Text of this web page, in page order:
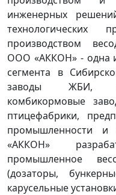
инженерных
технологических
производством
ООО «АККОН» - одна
сегмента в
заводы ЖБИ,
комбикормовые
птицефабрики,
промышленности и
«АККОН»
промышленное
(дозаторы,
карусельные